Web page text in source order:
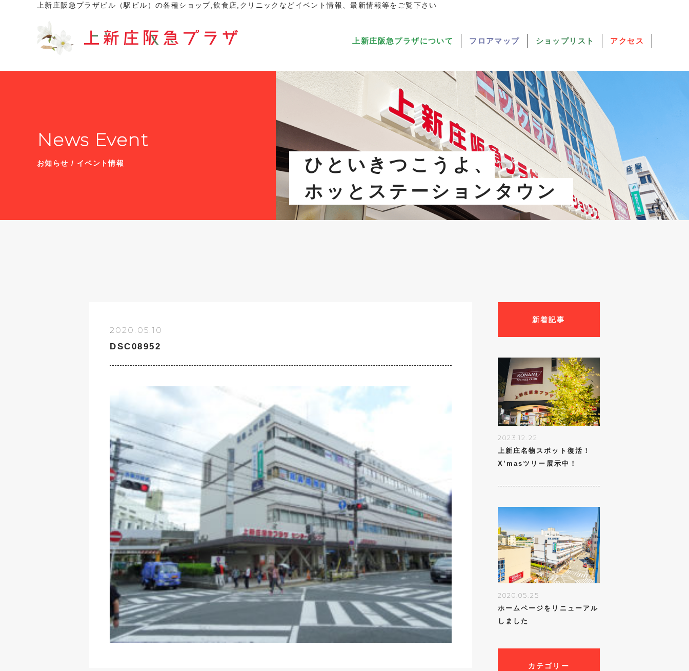
上新庄阪急プラザビル（駅ビル）の各種ショップ,飲食店,クリニックなどイベント情報、最新情報等をご覧下さい
上新庄阪急プラザについて フロアマップ ショップリスト アクセス
News Event
お知らせ / イベント情報
ひといきつこうよ、
ホッとステーションタウン
2020.05.10
DSC08952
新着記事
2023.12.22
上新庄名物スポット復活！
X’masツリー展示中！
2020.05.25
ホームページをリニューアル
しました
カテゴリー